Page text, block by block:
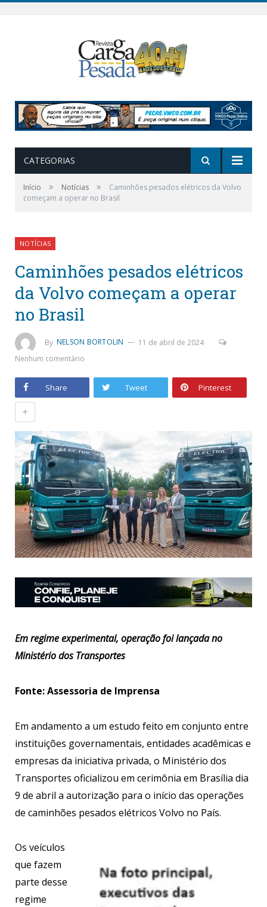
CATEGORIAS
Início » Notícias »
Caminhões pesados elétricos da Volvo
começam a operar no Brasil
NOTÍCIAS
Caminhões pesados elétricos
da Volvo começam a operar
no Brasil
By NELSON BORTOLIN
11 de abril de 2024
Nenhum comentário
Share Tweet Pinterest
+
Em regime experimental, operação foi lançada no
Ministério dos Transportes
Fonte: Assessoria de Imprensa
Em andamento a um estudo feito em conjunto entre
instituições governamentais, entidades acadêmicas e
empresas da iniciativa privada, o Ministério dos
Transportes oficializou em cerimônia em Brasília dia
9 de abril a autorização para o início das operações
de caminhões pesados elétricos Volvo no País.
Os veículos
que fazem
parte desse
regime